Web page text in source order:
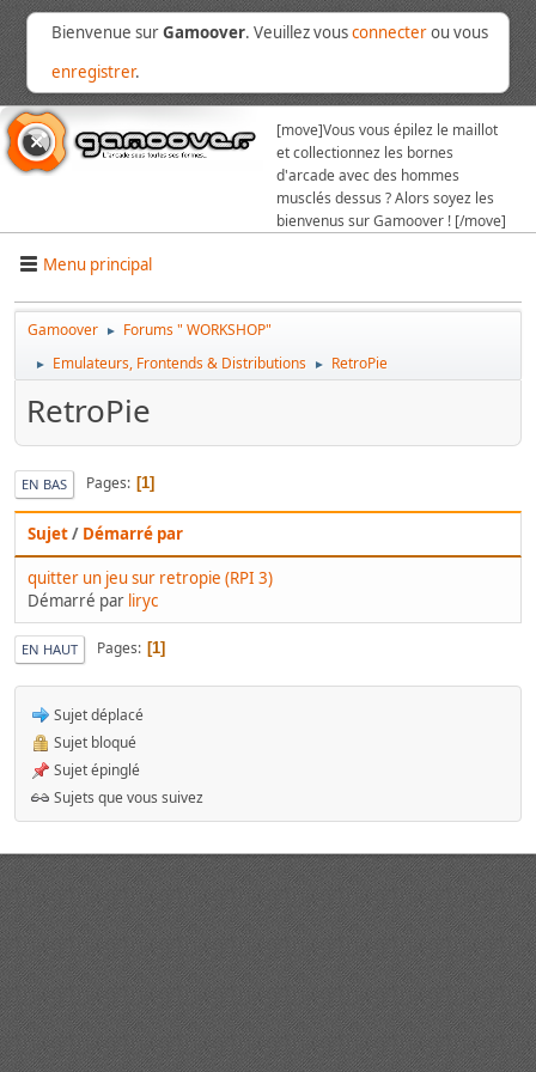
Bienvenue surGamoover. Veuillez vousconnecterou vous
enregistrer.
[move]Vous vous épilez le maillot
et collectionnez les bornes
d'arcade avec des hommes
musclés dessus ? Alors soyez les
bienvenus sur Gamoover ! [/move]
Menu principal
Gamoover ► Forums " WORKSHOP"
► Emulateurs, Frontends & Distributions ► RetroPie
RetroPie
EN BAS Pages 1
Sujet/ Démarré par
quitter un jeu sur retropie (RPI 3)
Démarré par liryc
EN HAUT Pages 1
Sujet déplacé
Sujet bloqué
Sujet épinglé
Sujets que vous suivez